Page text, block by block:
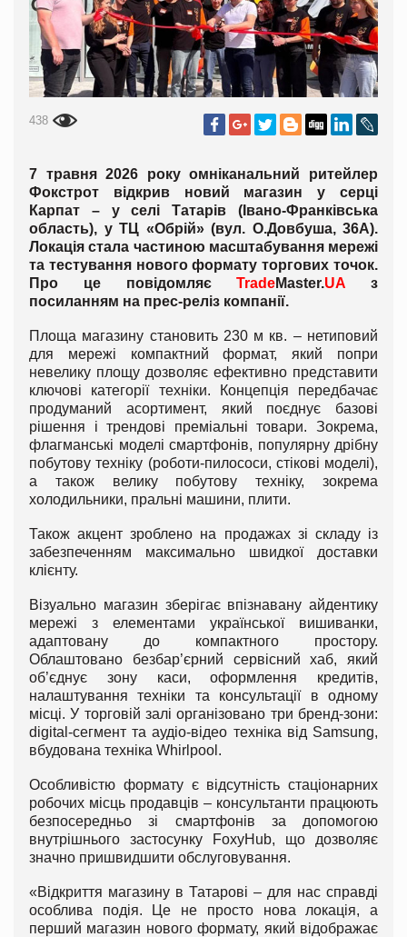
438
7 травня 2026 року омніканальний ритейлер
Фокстрот відкрив новий магазин у серці
Карпат – у селі Татарів (Івано-Франківська
область), у ТЦ «Обрій» (вул. О.Довбуша, 36А).
Локація стала частиною масштабування мережі
та тестування нового формату торгових точок.
Про це повідомляєTradeMaster.UA з
посиланням на прес-реліз компанії.
Площа магазину становить 230 м кв. – нетиповий
для мережі компактний формат, який попри
невелику площу дозволяє ефективно представити
ключові категорії техніки. Концепція передбачає
продуманий асортимент, який поєднує базові
рішення і трендові преміальні товари. Зокрема,
флагманські моделі смартфонів, популярну дрібну
побутову техніку (роботи-пилососи, стікові моделі),
а також велику побутову техніку, зокрема
холодильники, пральні машини, плити.
Також акцент зроблено на продажах зі складу із
забезпеченням максимально швидкої доставки
клієнту.
Візуально магазин зберігає впізнавану айдентику
мережі з елементами української вишиванки,
адаптовану до компактного простору.
Облаштовано безбар’єрний сервісний хаб, який
об’єднує зону каси, оформлення кредитів,
налаштування техніки та консультації в одному
місці. У торговій залі організовано три бренд-зони:
digital-сегмент та аудіо-відео техніка від Samsung,
вбудована техніка Whirlpool.
Особливістю формату є відсутність стаціонарних
робочих місць продавців – консультанти працюють
безпосередньо зі смартфонів за допомогою
внутрішнього застосунку FoxyHub, що дозволяє
значно пришвидшити обслуговування.
«Відкриття магазину в Татарові – для нас справді
особлива подія. Це не просто нова локація, а
перший магазин нового формату, який відображає